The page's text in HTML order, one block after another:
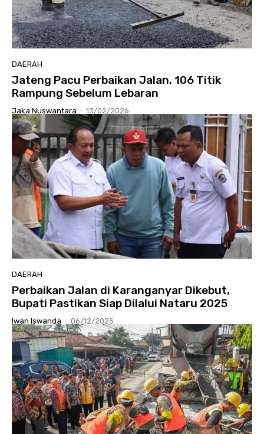
DAERAH
Jateng Pacu Perbaikan Jalan, 106 Titik
Rampung Sebelum Lebaran
Jaka Nuswantara - 13/02/2026
DAERAH
Perbaikan Jalan di Karanganyar Dikebut,
Bupati Pastikan Siap Dilalui Nataru 2025
Iwan Iswanda - 06/12/2025